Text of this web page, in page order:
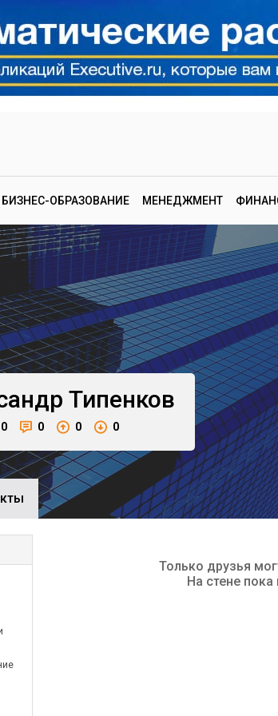
БИЗНЕС-ОБРАЗОВАНИЕ МЕНЕДЖМЕНТ
Типенков
0 0 0 0
Только друзья
На стене пока